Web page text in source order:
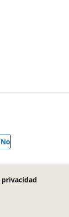
No
privacidad